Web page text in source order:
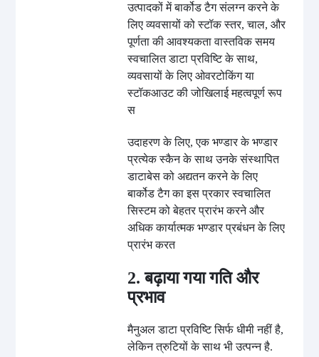
उत्पादकों में बार्कोड टैग संलग्न करने के
लिए व्यवसायों को स्टॉक स्तर, चाल, और
पूर्णता की आवश्यकता वास्तविक समय
स्वचालित डाटा प्रविष्टि के साथ,
व्यवसायों के लिए ओवरटोकिंग या
स्टॉकआउट की जोखिलाई महत्वपूर्ण रूप
स
उदाहरण के लिए, एक भण्डार के भण्डार
प्रत्येक स्कैन के साथ उनके संस्थापित
डाटाबेस को अद्यतन करने के लिए
बार्कोड टैग का इस प्रकार स्वचालित
सिस्टम को बेहतर प्रारंभ करने और
अधिक कार्यात्मक भण्डार प्रबंधन के लिए
प्रारंभ करत
2. बढ़ाया गया गति और
प्रभाव
मैनुअल डाटा प्रविष्टि सिर्फ धीमी नहीं है,
लेकिन त्रुटियों के साथ भी उत्पन्न है.